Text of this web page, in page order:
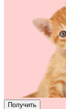
Получить